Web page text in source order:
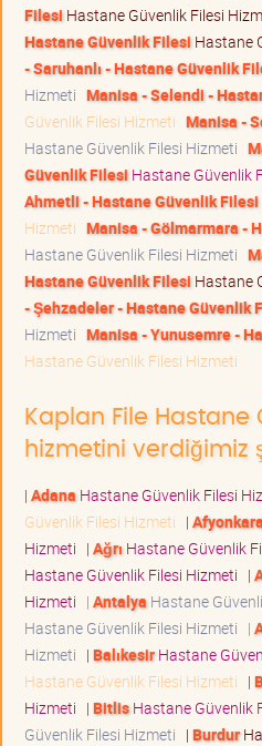
Filesi Hastane Güvenlik Filesi
Hastane Güvenlik Filesi Hastane
- Saruhanlı - Hastane Güvenlik
Hizmeti Manisa - Selendi -
Güvenlik Filesi Hizmeti Manisa -
Hastane Güvenlik Filesi Hizmeti
Güvenlik Filesi Hastane Güvenlik
Ahmetli - Hastane Güvenlik Filesi
Hizmeti Manisa - Gölmarmara -
Hastane Güvenlik Filesi Hizmeti
Hastane Güvenlik Filesi Hastane
- Şehzadeler - Hastane Güvenlik
Hizmeti Manisa - Yunusemre -
Hastane Güvenlik Filesi Hizmeti
Kaplan File Hastane
hizmetini verdiğimiz
| Adana Hastane Güvenlik Filesi
Güvenlik Filesi Hizmeti |
Hizmeti | Ağrı Hastane Güvenlik
Hastane Güvenlik Filesi Hizmeti |
Hizmeti | Antalya Hastane
Hastane Güvenlik Filesi Hizmeti |
Hizmeti | BalıkesirHastane
Hastane Güvenlik Filesi Hizmeti |
Hizmeti | BitlisHastane Güvenlik
Güvenlik Filesi Hizmeti | Burdur